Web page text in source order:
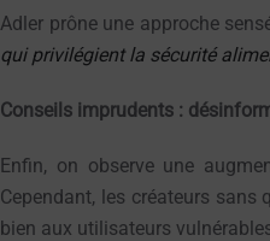
Adler prône une approche
qui privilégient la sécurité
Conseils imprudents :
Enfin, on observe une
Cependant, les créateurs
bien aux utilisateurs